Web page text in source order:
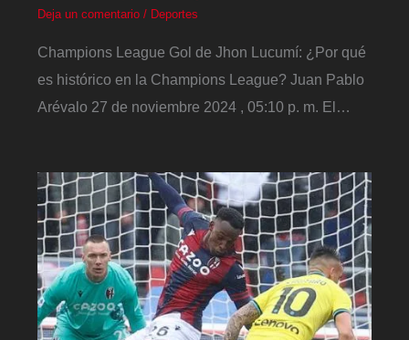
Deja un comentario / Deportes
Champions League Gol de Jhon Lucumí: ¿Por qué
es histórico en la Champions League? Juan Pablo
Arévalo 27 de noviembre 2024 , 05:10 p. m. El…